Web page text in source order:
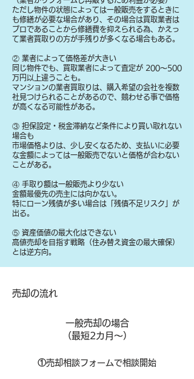
ただし物件の状態によっては一般販売をするときに
も修繕が必要な場合があり、その場合は買取業者は
プロであることから修繕費を抑えられる為、かえっ
て業者買取りの方が手残りが多くなる場合もある。
② 業者によって価格差が大きい
同じ物件でも、買取業者によって査定が 200〜500
万円以上違うことも。
マンションの業者買取りは、購入希望の会社を複数
社見つけられることがあるので、競わせる事で価格
が高くなる可能性がある。
③ 担保設定・税金滞納など条件により買い取れない
場合も
​市場価格よりは、少し安くなるため、支払いに必要
な金額によっては一般販売でないと価格が合わない
ことがある。
④ 手取り額は一般販売より少ない
金額最優先の売主には向かない。
特にローン残債が多い場合は「残債不足リスク」が
出る。
⑤ 資産価値の最大化はできない
高値売却を目指す戦略（住み替え資金の最大確保）
とは逆方向。
​売却の流れ
一般売却の場合
​（最短2カ月～）
①​売却相談フォームで相談開始